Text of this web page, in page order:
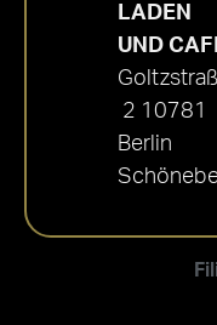
LADEN
UND
2 10781
Berlin